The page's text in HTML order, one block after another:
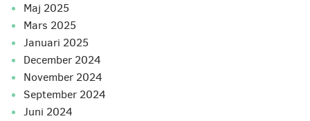
maj 2025
mars 2025
januari 2025
december 2024
november 2024
september 2024
juni 2024